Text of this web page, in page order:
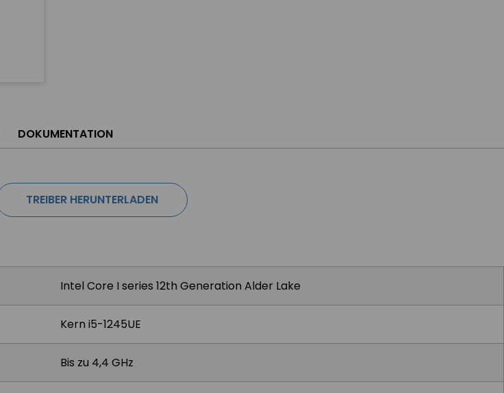
DOKUMENTATION
TREIBER HERUNTERLADEN
Intel Core I series 12th Generation Alder Lake
Kern i5-1245UE
Bis zu 4,4 GHz